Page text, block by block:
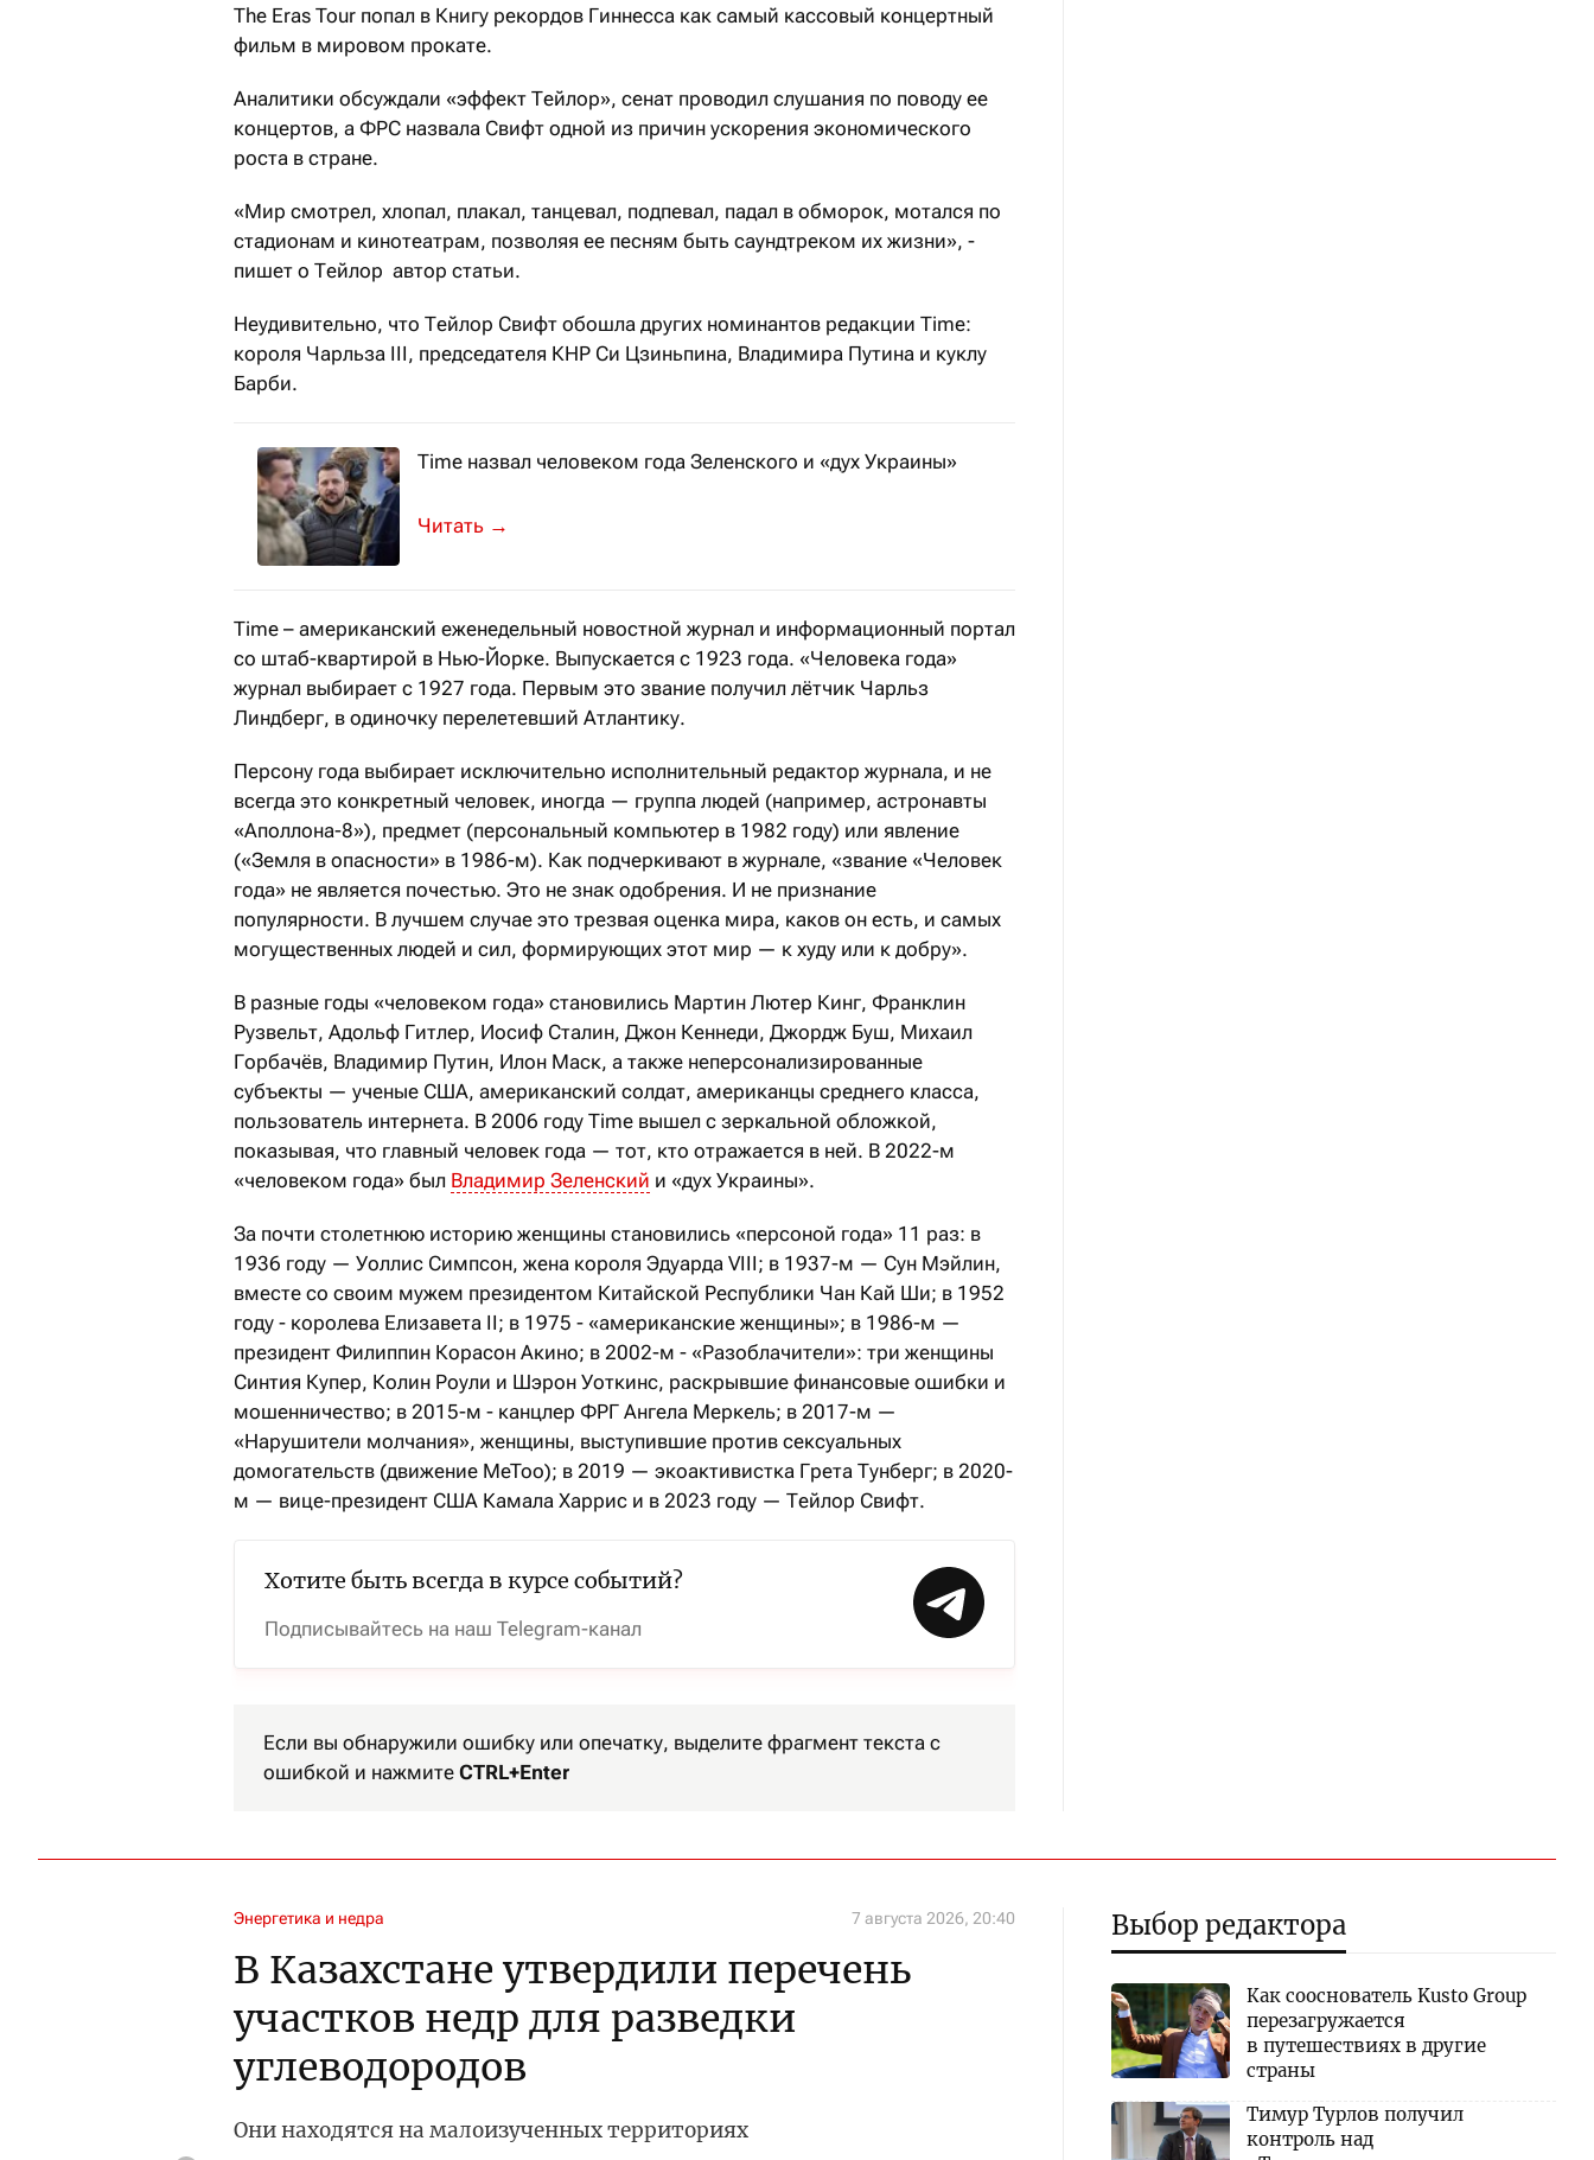
The Eras Tour попал в Книгу рекордов Гиннесса как самый кассовый концертный
фильм в мировом прокате.
Аналитики обсуждали «эффект Тейлор», сенат проводил слушания по поводу ее
концертов, а ФРС назвала Свифт одной из причин ускорения экономического
роста в стране.
«Мир смотрел, хлопал, плакал, танцевал, подпевал, падал в обморок, мотался по
стадионам и кинотеатрам, позволяя ее песням быть саундтреком их жизни», -
пишет о Тейлор автор статьи.
Неудивительно, что Тейлор Свифт обошла других номинантов редакции Time:
короля Чарльза III, председателя КНР Си Цзиньпина, Владимира Путина и куклу
Барби.
Time назвал человеком года Зеленского и «дух Украины»
В 2021 году им стал Илон Маск
→
Time – американский еженедельный новостной журнал и информационный портал
со штаб-квартирой в Нью-Йорке. Выпускается с 1923 года. «Человека года»
журнал выбирает с 1927 года. Первым это звание получил лётчик Чарльз
Линдберг, в одиночку перелетевший Атлантику.
Персону года выбирает исключительно исполнительный редактор журнала, и не
всегда это конкретный человек, иногда — группа людей (например, астронавты
«Аполлона-8»), предмет (персональный компьютер в 1982 году) или явление
(«Земля в опасности» в 1986-м). Как подчеркивают в журнале, «звание «Человек
года» не является почестью. Это не знак одобрения. И не признание
популярности. В лучшем случае это трезвая оценка мира, каков он есть, и самых
могущественных людей и сил, формирующих этот мир — к худу или к добру».
В разные годы «человеком года» становились Мартин Лютер Кинг, Франклин
Рузвельт, Адольф Гитлер, Иосиф Сталин, Джон Кеннеди, Джордж Буш, Михаил
Горбачёв, Владимир Путин, Илон Маск, а также неперсонализированные
субъекты — ученые США, американский солдат, американцы среднего класса,
пользователь интернета. В 2006 году Time вышел с зеркальной обложкой,
показывая, что главный человек года — тот, кто отражается в ней. В 2022-м
«человеком года» был Владимир Зеленский и «дух Украины».
За почти столетнюю историю женщины становились «персоной года» 11 раз: в
1936 году — Уоллис Симпсон, жена короля Эдуарда VIII; в 1937-м — Сун Мэйлин,
вместе со своим мужем президентом Китайской Республики Чан Кай Ши; в 1952
году - королева Елизавета II; в 1975 - «американские женщины»; в 1986-м —
президент Филиппин Корасон Акино; в 2002-м - «Разоблачители»: три женщины
Синтия Купер, Колин Роули и Шэрон Уоткинс, раскрывшие финансовые ошибки и
мошенничество; в 2015-м - канцлер ФРГ Ангела Меркель; в 2017-м —
«Нарушители молчания», женщины, выступившие против сексуальных
домогательств (движение MeToo); в 2019 — экоактивистка Грета Тунберг; в 2020-
м — вице-президент США Камала Харрис и в 2023 году — Тейлор Свифт.
Хотите быть всегда в курсе событий?
Подписывайтесь на наш Telegram-канал
Если вы обнаружили ошибку или опечатку, выделите фрагмент текста с
ошибкой и нажмите CTRL+Enter
Энергетика и недра 7 августа 2026, 20:40
В Казахстане утвердили перечень
участков недр для разведки
углеводородов
Они находятся на малоизученных территориях
Выбор редактора
Как сооснователь Kusto Group
перезагружается
в путешествиях в другие
страны
Тимур Турлов получил
контроль над